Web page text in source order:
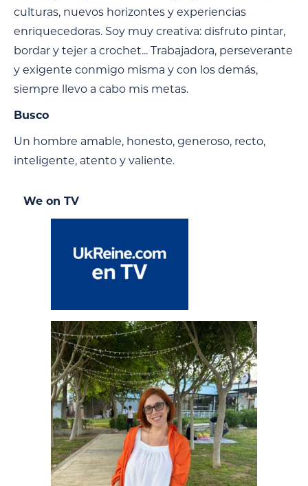
culturas, nuevos horizontes y experiencias
enriquecedoras. Soy muy creativa: disfruto pintar,
bordar y tejer a crochet... Trabajadora, perseverante
y exigente conmigo misma y con los demás,
siempre llevo a cabo mis metas.
Busco
Un hombre amable, honesto, generoso, recto,
inteligente, atento y valiente.
We on TV